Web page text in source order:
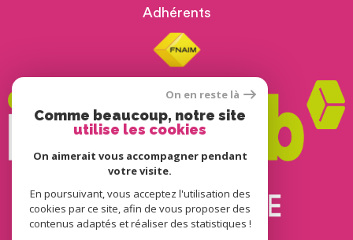
Adhérents
© 2022 Tous droits réservés
Traduction powered by Google
On en reste là
Comme beaucoup, notre site
utilise les cookies
On aimerait vous accompagner pendant
votre visite.
En poursuivant, vous acceptez l'utilisation des
cookies par ce site, afin de vous proposer des
contenus adaptés et réaliser des statistiques !